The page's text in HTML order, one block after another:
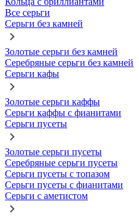
Все серьги
Серьги без камней
Золотые серьги без камней
Серебряные серьги без камней
Серьги кафы
Золотые серьги каффы
Серьги каффы с фианитами
Серьги пусеты
Золотые серьги пусеты
Серебряные серьги пусеты
Серьги пусеты с топазом
Серьги пусеты с фианитами
Серьги с аметистом